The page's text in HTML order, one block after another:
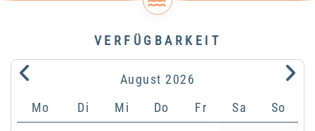
VERFÜGBARKEIT
. August2026
Mo
Di Mi Do Fr Sa
So
.